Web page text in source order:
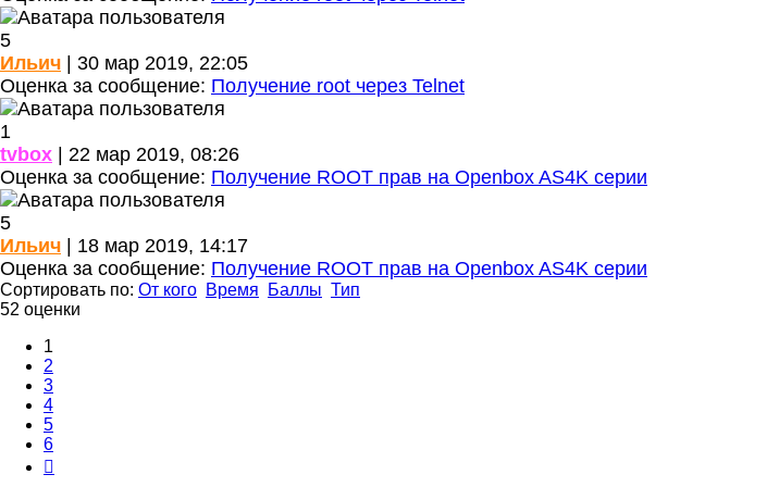
5
Ильич
| 30 мар 2019, 22:05
Оценка за сообщение: Получение root через Telnet
1
tvbox
| 22 мар 2019, 08:26
Оценка за сообщение: Получение ROOT прав на Openbox AS4K серии
5
Ильич
| 18 мар 2019, 14:17
Оценка за сообщение: Получение ROOT прав на Openbox AS4K серии
Сортировать по: От кого Время Баллы Тип
52 оценки
1
2
3
4
5
6